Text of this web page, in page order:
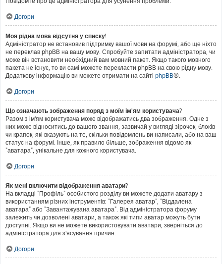
Догори
Моя рідна мова відсутня у списку!
Адміністратор не встановив підтримку вашої мови на форумі, або ще ніхто
не переклав phpBB на вашу мову. Спробуйте запитати адміністратора, чи
може він встановити необхідний вам мовний пакет. Якщо такого мовного
пакета не існує, то ви самі можете перекласти phpBB на свою рідну мову.
Додаткову інформацію ви можете отримати на сайті phpBB®.
Догори
Що означають зображення поряд з моїм ім'ям користувача?
Разом з ім'ям користувача може відображатись два зображення. Одне з
них може відноситись до вашого звання, зазвичай у вигляді зірочок, блоків
чи крапок, які вказують на те, скільки повідомлень ви написали, або на ваш
статус на форумі. Інше, як правило більше, зображення відомо як
"аватара", унікальне для кожного користувача.
Догори
Як мені включити відображення аватари?
На вкладці "Профіль" особистого розділу ви можете додати аватару з
використанням різних інструментів: "Галерея аватар", "Віддалена
аватара" або "Завантажувана аватара". Від адміністратора форуму
залежить чи дозволені аватари, а також які типи аватар можуть бути
доступні. Якщо ви не можете використовувати аватари, зверніться до
адміністратора для з'ясування причин.
Догори